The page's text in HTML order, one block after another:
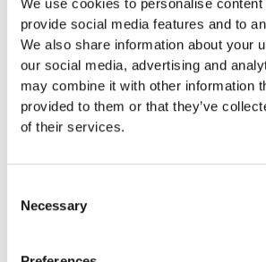
We use cookies to personalise
provide social media features and to
We also share information about your
our social media, advertising and
may combine it with other information
provided to them or that they’ve
of their services.
Selection
Necessary
Unternehmens unterstützt.
Wandeln Sie Ihre Firma mit
Möchten Sie Ihre Einzelfirma in
beschränkter Haftung umwandeln?